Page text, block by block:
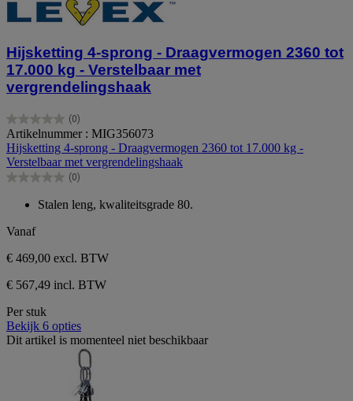
Hijsketting 4-sprong - Draagvermogen 2360 tot
17.000 kg - Verstelbaar met
vergrendelingshaak
(0)
0.0
van
de
5
sterren.
Artikelnummer : MIG356073
Hijsketting 4-sprong - Draagvermogen 2360 tot 17.000 kg -
Verstelbaar met vergrendelingshaak
(0)
0.0
5
sterren.
Stalen leng, kwaliteitsgrade 80.
Vanaf
€ 469,00 excl. BTW
€ 567,49 incl. BTW
Per stuk
Bekijk 6 opties
Dit artikel is momenteel niet beschikbaar